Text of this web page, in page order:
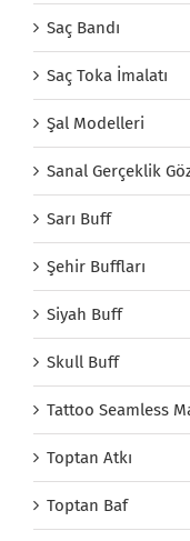
Saç Bandı
Saç Toka İmalatı
Şal Modelleri
Sanal Gerçeklik
Sarı Buff
Şehir Buffları
Siyah Buff
Skull Buff
Tattoo Seamless
Toptan Atkı
Toptan Baf